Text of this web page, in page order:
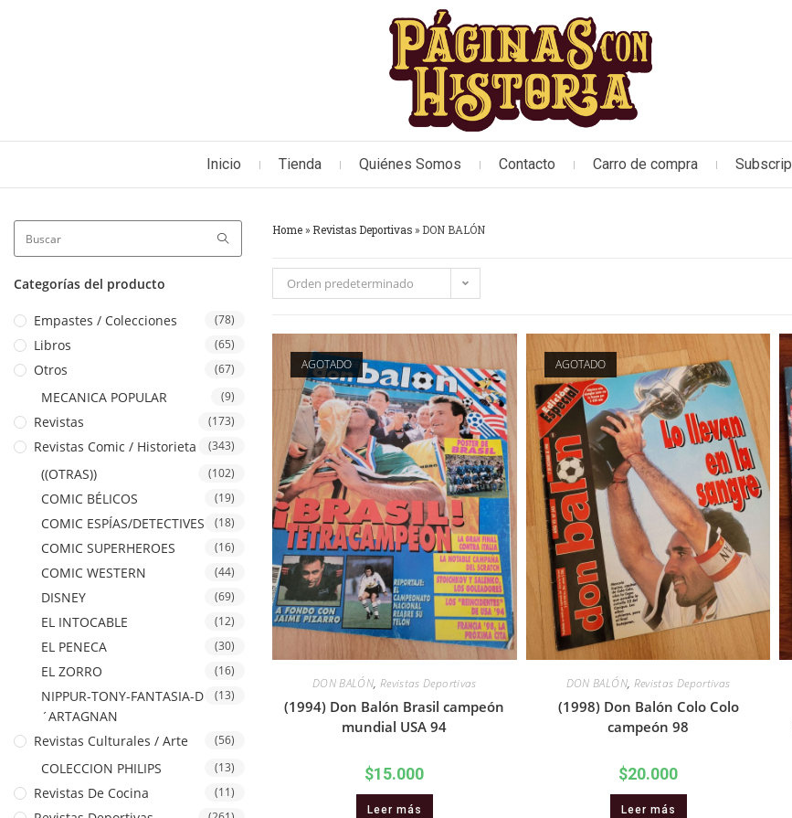
Inicio Tienda Quiénes Somos Contacto Carro de compra
Categorías del producto
Empastes / Colecciones (78)
Libros (65)
Otros (67)
MECANICA POPULAR (9)
Revistas (173)
Revistas Comic / Historieta (343)
((OTRAS)) (102)
COMIC BÉLICOS (19)
COMIC ESPÍAS/DETECTIVES (18)
COMIC SUPERHEROES (16)
COMIC WESTERN (44)
DISNEY (69)
EL INTOCABLE (12)
EL PENECA (30)
EL ZORRO (16)
NIPPUR-TONY-FANTASIA-D
´ARTAGNAN
(13)
Revistas Culturales / Arte (56)
COLECCION PHILIPS (13)
Revistas De Cocina (11)
Home» Revistas Deportivas» DON BALÓN
Orden predeterminado
AGOTADO
DON BALÓN, Revistas Deportivas
(1994) Don Balón Brasil campeón
mundial USA 94
$15.000
Leer más
AGOTADO
DON BALÓN, Revistas Deportivas
(1998) Don Balón Colo Colo
campeón 98
$20.000
Leer más